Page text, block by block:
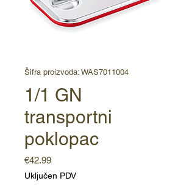
Šifra proizvoda: WAS7011004
1/1 GN
transportni
poklopac
€42.99Cijena
Uključen PDV